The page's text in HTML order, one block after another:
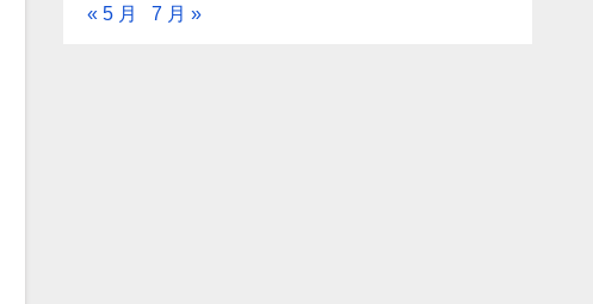
« 5 月 7 月 »